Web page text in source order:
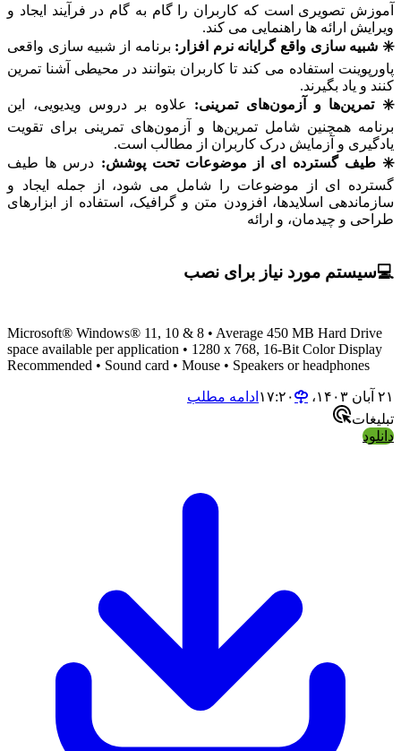
آموزش تصویری است که کاربران را گام به گام در فرآیند ایجاد و
ویرایش ارائه ها راهنمایی می کند.
✳️ شبیه سازی واقع گرایانه نرم افزار: برنامه از شبیه سازی واقعی
پاورپوینت استفاده می کند تا کاربران بتوانند در محیطی آشنا تمرین
کنند و یاد بگیرند.
✳️ تمرین‌ها و آزمون‌های تمرینی: علاوه بر دروس ویدیویی، این
برنامه همچنین شامل تمرین‌ها و آزمون‌های تمرینی برای تقویت
یادگیری و آزمایش درک کاربران از مطالب است.
✳️ طیف گسترده ای از موضوعات تحت پوشش: درس ها طیف
گسترده ای از موضوعات را شامل می شود، از جمله ایجاد و
سازماندهی اسلایدها، افزودن متن و گرافیک، استفاده از ابزارهای
طراحی و چیدمان، و ارائه
💻سیستم مورد نیاز برای نصب
Microsoft® Windows® 11, 10 & 8 • Average 450 MB Hard Drive
space available per application • 1280 x 768, 16-Bit Color Display
Recommended • Sound card • Mouse • Speakers or headphones
۲۱ آبان ۱۴۰۳،‏ ۱۷:۲۰
ادامه مطلب
تبلیغات
دانلود